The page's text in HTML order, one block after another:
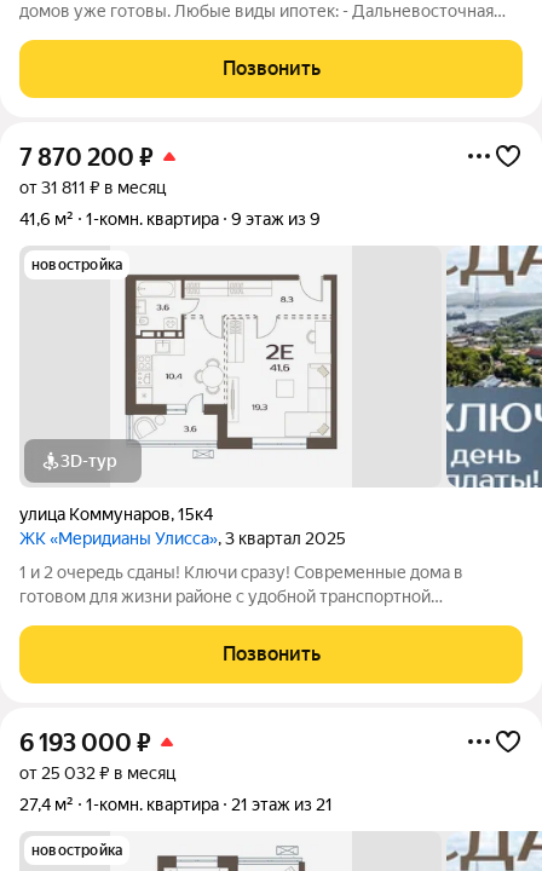
домов уже готовы. Любые виды ипотек: - Дальневосточная
образовательных и медицинских учреждений, участники СВО,
многодетные семьи) до 9
Позвонить
7 870 200 ₽
от 31 811 ₽ в месяц
41,6 м²
1-комн. квартира 9 этаж из 9
новостройка
3D-тур
улица Коммунаров,15к4
ЖК «Меридианы Улисса», 3 квартал 2025
1 и 2 очередь сданы! Ключи сразу! Современные дома в
готовом для жизни районе с удобной транспортной
на Русском острове или р-на Патрокл 5 МИНУТ до площади
Позвонить
6 193 000 ₽
от 25 032 ₽ в месяц
27,4 м²
1-комн. квартира 21 этаж из 21
новостройка